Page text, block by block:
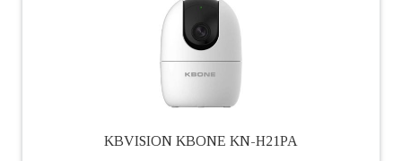
KBVISION KBONE KN-H21PA